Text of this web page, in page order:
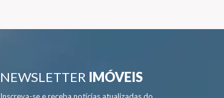
NEWSLETTER IMÓVEIS